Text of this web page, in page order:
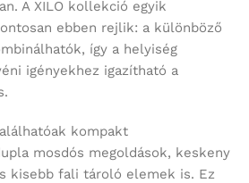
A XILO kollekció egyik
ebben rejlik: a különböző
így a helyiség
igényekhez igazítható a
kompakt
mosdós megoldások, keskeny
kisebb fali tároló elemek is. Ez